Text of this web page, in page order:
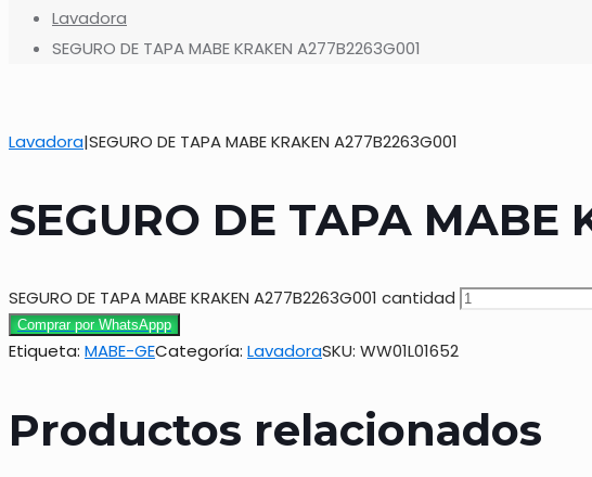
Lavadora
SEGURO DE TAPA MABE KRAKEN A277B2263G001
Lavadora|SEGURO DE TAPA MABE KRAKEN A277B2263G001
SEGURO DE TAPA MABE
SEGURO DE TAPA MABE KRAKEN A277B2263G001 cantidad
Comprar por WhatsAppp
Etiqueta: MABE-GECategoría: LavadoraSKU: WW01L01652
Productos relacionados